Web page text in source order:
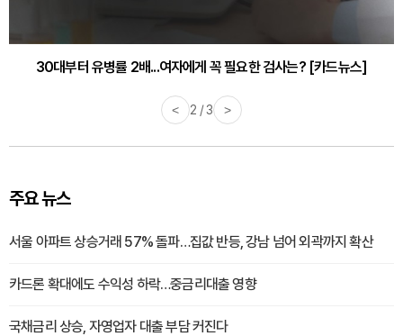
감기·독감 예방하고 면역력 높이는 4가지 영양제 [카드뉴스]
< 3 / 3 >
주요 뉴스
서울 아파트 상승거래 57% 돌파…집값 반등, 강남 넘어 외곽까지 확산
카드론 확대에도 수익성 하락…중금리대출 영향
국채금리 상승, 자영업자 대출 부담 커진다